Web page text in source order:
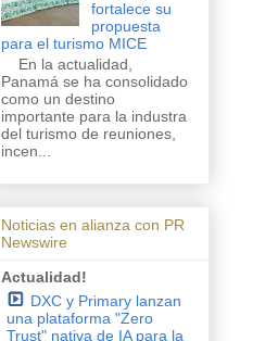
fortalece su
propuesta
para el turismo MICE
En la actualidad,
Panamá se ha consolidado
como un destino
importante para la industra
del turismo de reuniones,
incen...
Noticias en alianza con PR
Newswire
Actualidad!
DXC y Primary lanzan
una plataforma "Zero
Trust" nativa de IA para la